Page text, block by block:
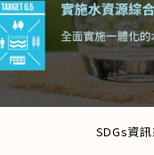
SDGs資